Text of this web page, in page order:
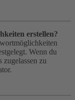
erstellen?
Wenn du
zu